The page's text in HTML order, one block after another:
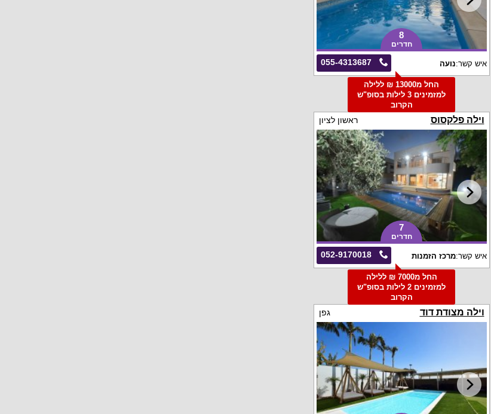
8
חדרים
055-4313687 איש קשר:נועה
החל מ13000 ₪ ללילה
למזמינים 3 לילות בסופ"ש
הקרוב
וילה פלקסוס ראשון לציון
7
חדרים
052-9170018 איש קשר:מרכז הזמנות
החל מ7000 ₪ ללילה
למזמינים 2 לילות בסופ"ש
הקרוב
וילה מצודת דוד גפן